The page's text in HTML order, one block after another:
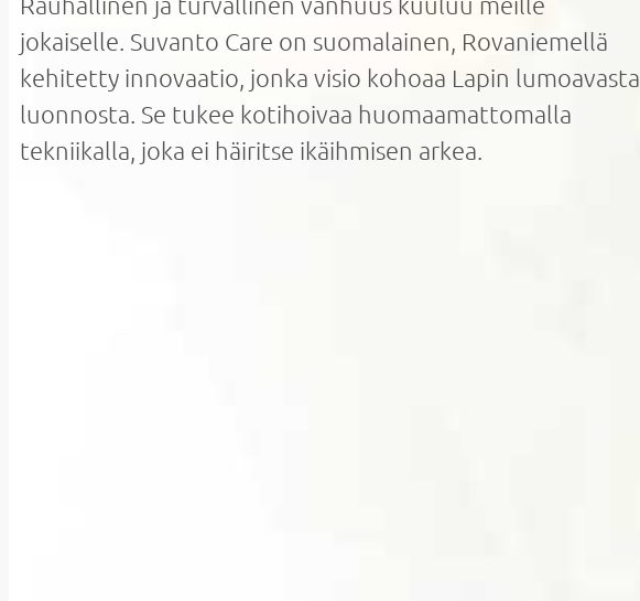
jokaiselle. Suvanto Care on suomalainen, Rovaniemellä
kehitetty innovaatio, jonka visio kohoaa Lapin lumoavasta
luonnosta. Se tukee kotihoivaa huomaamattomalla
tekniikalla, joka ei häiritse ikäihmisen arkea.